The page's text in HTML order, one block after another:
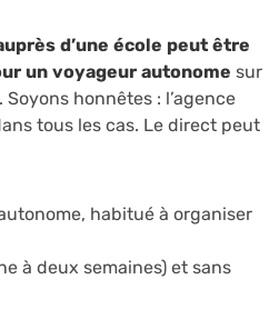
d’une école peut être
un voyageur autonome sur
honnêtes : l’agence
tous les cas. Le direct peut
habitué à organiser
à deux semaines) et sans